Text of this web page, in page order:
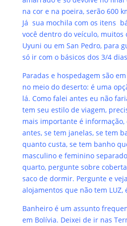
na cor e na poeira, serão 600
Já sua mochila com os itens
você dentro do veículo, muitos
Uyuni ou em San Pedro, para
só ir com o básicos dos 3/4 dias
Paradas e hospedagem são
no meio do deserto: é uma
lá. Como falei antes eu não
tem seu estilo de viagem,
mais importante é
antes, se tem janelas, se tem
quanto custa, se tem banho
masculino e feminino
quarto, pergunte sobre
saco de dormir. Pergunte e
alojamentos que não tem LUZ,
Banheiro é um assunto
em Bolívia. Deixei de ir nas